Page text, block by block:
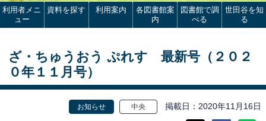
利用者メニ
ュー
資料を探す 利用案内
各図書館案
内
図書館で調
べる
世田谷を知
る
ざ・ちゅうおう ぷれす 最新号（２０２
０年１１月号）
お知らせ 中央 掲載日 2020年11月16日